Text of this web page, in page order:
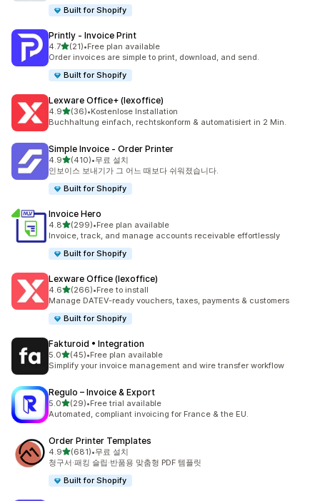
Built for Shopify
Printly ‑ Invoice Print
4.7별 5개 중
(21)
총 리뷰 21개
•Free plan available
Order invoices are simple to print, download, and send.
Built for Shopify
Lexware Office+ (lexoffice)
4.9별 5개 중
(36)
총 리뷰 36개
•Kostenlose Installation
Buchhaltung einfach, rechtskonform & automatisiert in 2 Min.
Simple Invoice ‑ Order Printer
4.9별 5개 중
(410)
총 리뷰 410개
•무료 설치
인보이스 보내기가 그 어느 때보다 쉬워졌습니다.
Built for Shopify
Invoice Hero
4.8별 5개 중
(299)
총 리뷰 299개
•Free plan available
Invoice, track, and manage accounts receivable effortlessly
Built for Shopify
Lexware Office (lexoffice)
4.6별 5개 중
(266)
총 리뷰 266개
•Free to install
Manage DATEV-ready vouchers, taxes, payments & customers
Built for Shopify
Fakturoid • Integration
5.0별 5개 중
(45)
총 리뷰 45개
•Free plan available
Simplify your invoice management and wire transfer workflow
Regulo – Invoice & Export
5.0별 5개 중
(29)
총 리뷰 29개
•Free trial available
Automated, compliant invoicing for France & the EU.
Order Printer Templates
4.9별 5개 중
(681)
총 리뷰 681개
•무료 설치
청구서·패킹 슬립·반품용 맞춤형 PDF 템플릿
Built for Shopify